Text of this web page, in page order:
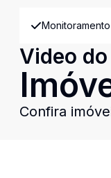
Monitoramento
Video
Confira